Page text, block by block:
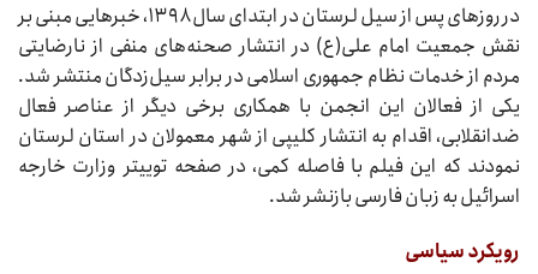
در روزهای پس از سیل لرستان در ابتدای سال ۱۳۹۸، خبرهایی مبنی ‌بر
نقش جمعیت امام علی(ع) در انتشار صحنه‌های منفی از نارضایتی
مردم از خدمات نظام جمهوری اسلامی در برابر سیل‌زدگان منتشر شد.
یکی از فعالان این انجمن با همکاری برخی دیگر از عناصر فعال
ضدانقلابی، اقدام به انتشار کلیپی از شهر معمولان در استان لرستان
نمودند که این فیلم با فاصله کمی، در صفحه توییتر وزارت خارجه
اسرائیل به زبان فارسی بازنشر شد.
رویکرد سیاسی